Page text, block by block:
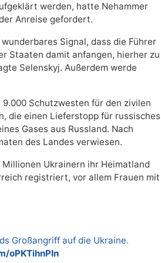
werden, hatte Nehammer
Anreise gefordert.
wunderbares Signal, dass die Führer
Staaten damit anfangen, hierher zu
Selenskyj. Außerdem werde
Schutzwesten für den zivilen
die einen Lieferstopp für russisches
Gases aus Russland. Nach
des Landes verwiesen.
Ukrainern ihr Heimatland
registriert, vor allem Frauen mit
Großangriff auf die Ukraine.
oPKTihnPIn